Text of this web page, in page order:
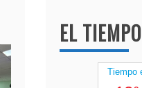
EL TIEMPO